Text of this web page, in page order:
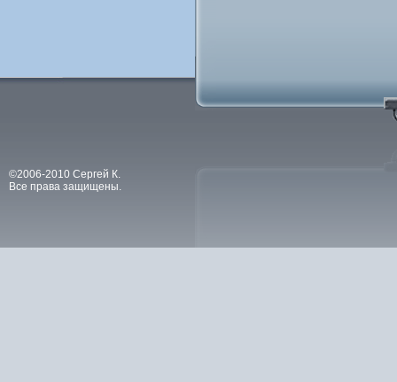
©2006-2010 Сергей К.
Все права защищены.